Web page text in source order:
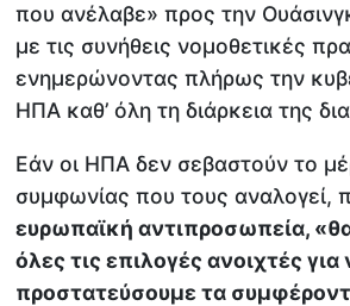
που ανέλαβε» προς την
με τις συνήθεις νομοθετικές
ενημερώνοντας πλήρως την
ΗΠΑ καθ’ όλη τη διάρκεια της
Εάν οι ΗΠΑ δεν σεβαστούν το
συμφωνίας που τους αναλογεί,
ευρωπαϊκή αντιπροσωπεία,
όλες τις επιλογές ανοιχτές για
προστατεύσουμε τα